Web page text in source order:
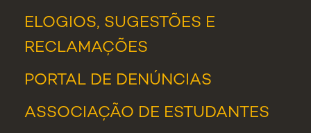
ELOGIOS, SUGESTÕES E
RECLAMAÇÕES
PORTAL DE DENÚNCIAS
ASSOCIAÇÃO DE ESTUDANTES